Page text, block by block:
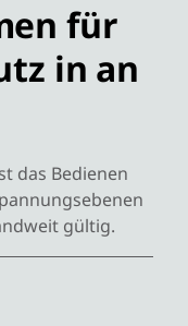
für
in an
das Bedienen
gültig.